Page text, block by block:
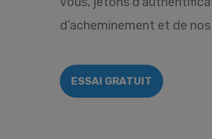
d’acheminement et de
ESSAI GRATUIT